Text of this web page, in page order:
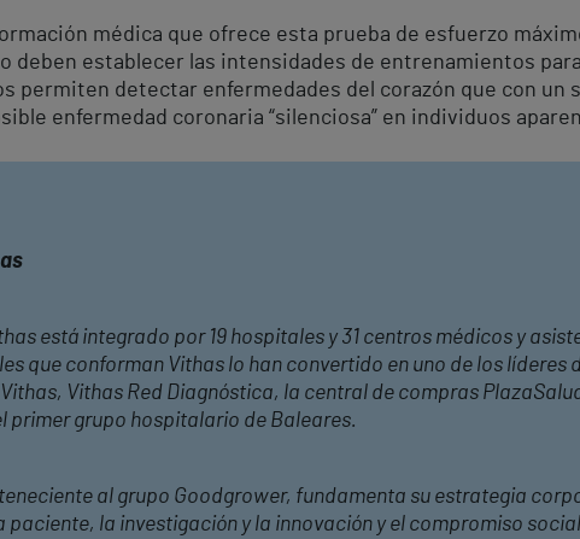
médica que ofrece esta prueba de esfuerzo
deben establecer las intensidades de entrenamientos
permiten detectar enfermedades del corazón que con un
enfermedad coronaria “silenciosa” en individuos
está integrado por 19 hospitales y 31 centros médicos y
que conforman Vithas lo han convertido en uno de los
Vithas Red Diagnóstica, la central de compras
primer grupo hospitalario de Baleares.
al grupo Goodgrower, fundamenta su estrategia
paciente, la investigación y la innovación y el compromiso